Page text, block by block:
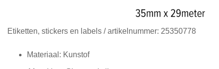
Etiketten, stickers en labels / artikelnummer: 25350778
Materiaal: Kunstof
Ga